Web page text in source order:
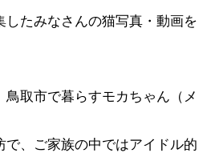
したみなさんの猫写真・動画を
取市で暮らすモカちゃん（メ
で、ご家族の中ではアイドル的